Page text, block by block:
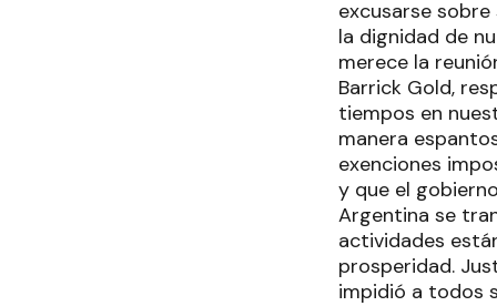
excusarse
la dignidad de
merece la
Barrick Gold,
tiempos en
manera
exenciones
y que el
Argentina se
actividades
prosperidad.
impidió a todos